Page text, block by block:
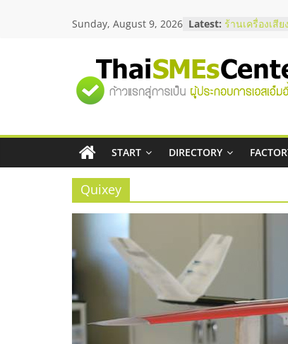
Sunday, August 9, 2026 Latest: ร้านเครื่องเสี
บริษัท
วิธีเลือกผู้ให้บ
โจทย์ธุรกิจ
อยากหาเงินทุ
บริการน้ำมัน
สัมมนาลงทุน
"ศูนย์
รวม
ข้อมูล
ธุรกิจ
SME
แห่ง
ประเทศไทย,
START DIRECTORY
Quixey